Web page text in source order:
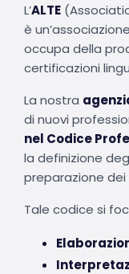
L’ALTE
è
occupa della
certificazioni
La nostra
di nuovi
nel Codice
la definizione
preparazione
Tale codice si